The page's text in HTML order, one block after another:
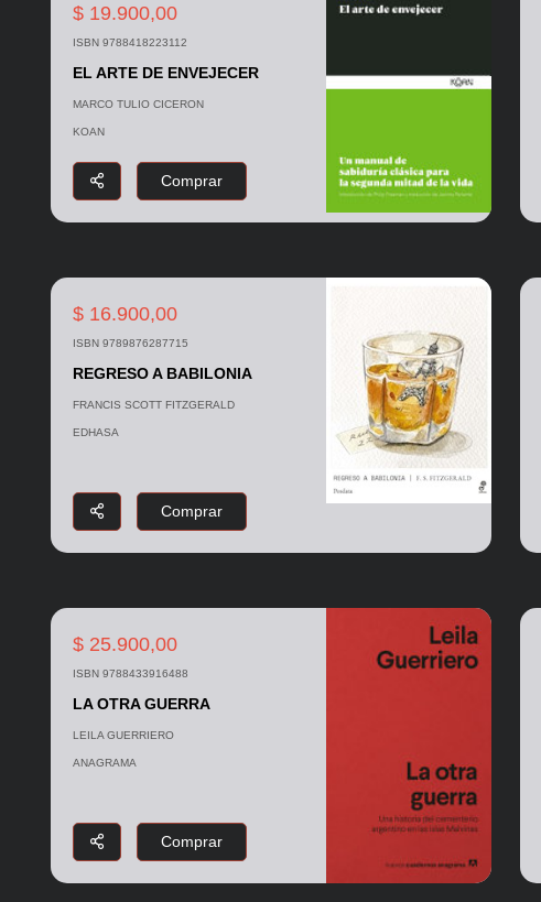
$ 19.900,00
ISBN 9788418223112
EL ARTE DE ENVEJECER
MARCO TULIO CICERON
KOAN
Comprar
$ 16.900,00
ISBN 9789876287715
REGRESO A BABILONIA
FRANCIS SCOTT FITZGERALD
EDHASA
Comprar
$ 25.900,00
ISBN 9788433916488
LA OTRA GUERRA
LEILA GUERRIERO
ANAGRAMA
Comprar